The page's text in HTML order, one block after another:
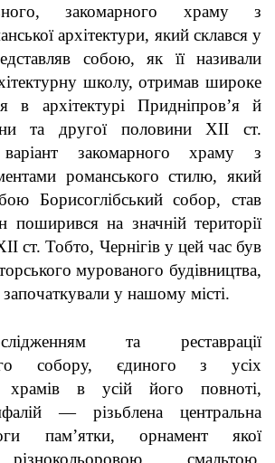
закомарного храму з
архітектури, який склався у
собою, як її називали
школу, отримав широке
в архітектурі Придніпров’я й
та другої половини ХІІ ст.
варіант закомарного храму з
романського стилю, який
Борисоглібський собор, став
поширився на значній території
ст. Тобто, Чернігів у цей час був
мурованого будівництва,
у нашому місті.
та реставрації
собору, єдиного з усіх
храмів в усій його повноті,
— різьблена центральна
пам’ятки, орнамент якої
смальтою.